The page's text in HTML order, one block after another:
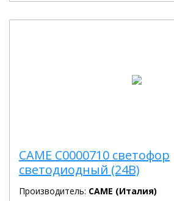
CAME C0000710 светофор
светодиодный (24В)
Производитель: CAME (Италия)